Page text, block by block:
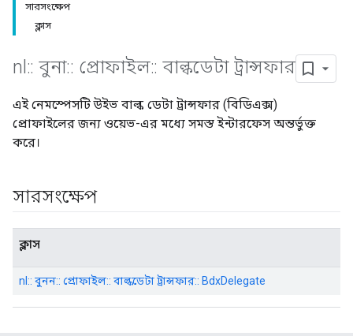
সারসংক্ষেপ
ক্লাস
nl :: বুনা:: প্রোফাইল:: বাল্কডেটা ট্রান্সফার
এই নেমস্পেসটি উইভ বাল্ক ডেটা ট্রান্সফার (বিডিএক্স)
প্রোফাইলের জন্য ওয়েভ-এর মধ্যে সমস্ত ইন্টারফেস অন্তর্ভুক্ত
করে।
সারসংক্ষেপ
ক্লাস
nl:: বুনন:: প্রোফাইল:: বাল্কডেটা ট্রান্সফার:: BdxDelegate